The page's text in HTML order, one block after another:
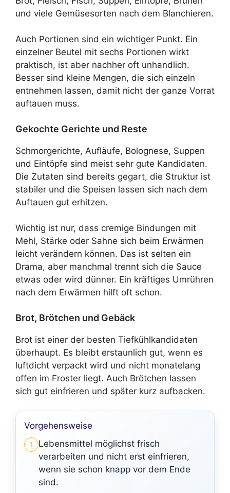
und viele Gemüsesorten nach dem Blanchieren.
Auch Portionen sind ein wichtiger Punkt. Ein
einzelner Beutel mit sechs Portionen wirkt
praktisch, ist aber nachher oft unhandlich.
Besser sind kleine Mengen, die sich einzeln
entnehmen lassen, damit nicht der ganze Vorrat
auftauen muss.
Gekochte Gerichte und Reste
Schmorgerichte, Aufläufe, Bolognese, Suppen
und Eintöpfe sind meist sehr gute Kandidaten.
Die Zutaten sind bereits gegart, die Struktur ist
stabiler und die Speisen lassen sich nach dem
Auftauen gut erhitzen.
Wichtig ist nur, dass cremige Bindungen mit
Mehl, Stärke oder Sahne sich beim Erwärmen
leicht verändern können. Das ist selten ein
Drama, aber manchmal trennt sich die Sauce
etwas oder wird dünner. Ein kräftiges Umrühren
nach dem Erwärmen hilft oft schon.
Brot, Brötchen und Gebäck
Brot ist einer der besten Tiefkühlkandidaten
überhaupt. Es bleibt erstaunlich gut, wenn es
luftdicht verpackt wird und nicht monatelang
offen im Froster liegt. Auch Brötchen lassen
sich gut einfrieren und später kurz aufbacken.
Vorgehensweise
1
Lebensmittel möglichst frisch
verarbeiten und nicht erst einfrieren,
wenn sie schon knapp vor dem Ende
sind.